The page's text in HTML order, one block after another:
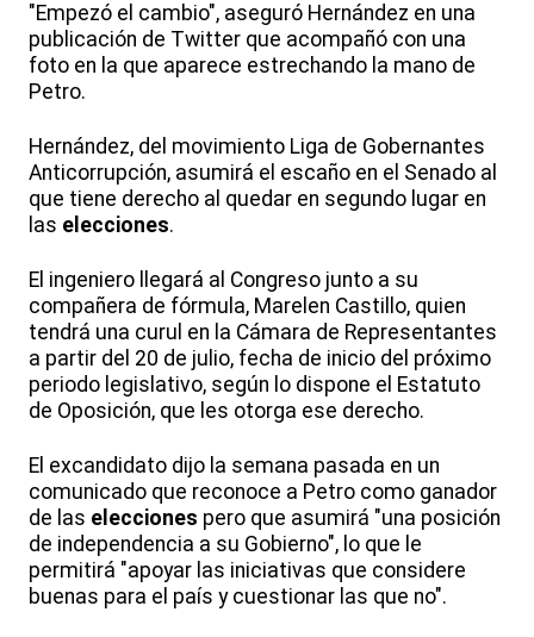
"Empezó el cambio", aseguró Hernández en una
publicación de Twitter que acompañó con una
foto en la que aparece estrechando la mano de
Petro.
Hernández, del movimiento Liga de Gobernantes
Anticorrupción, asumirá el escaño en el Senado al
que tiene derecho al quedar en segundo lugar en
las elecciones.
El ingeniero llegará al Congreso junto a su
compañera de fórmula, Marelen Castillo, quien
tendrá una curul en la Cámara de Representantes
a partir del 20 de julio, fecha de inicio del próximo
periodo legislativo, según lo dispone el Estatuto
de Oposición, que les otorga ese derecho.
El excandidato dijo la semana pasada en un
comunicado que reconoce a Petro como ganador
de las elecciones pero que asumirá "una posición
de independencia a su Gobierno", lo que le
permitirá "apoyar las iniciativas que considere
buenas para el país y cuestionar las que no".